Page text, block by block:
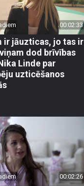
00:02:33
ir jāuzticas, jo tas ir
dod brīvības
Linde par
uzticēšanos
00:02:26